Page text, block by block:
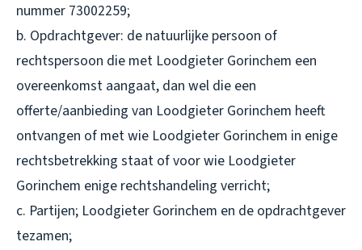
nummer 73002259;
b. Opdrachtgever: de natuurlijke persoon of
rechtspersoon die met Loodgieter Gorinchem een
overeenkomst aangaat, dan wel die een
offerte/aanbieding van Loodgieter Gorinchem heeft
ontvangen of met wie Loodgieter Gorinchem in enige
rechtsbetrekking staat of voor wie Loodgieter
Gorinchem enige rechtshandeling verricht;
c. Partijen; Loodgieter Gorinchem en de opdrachtgever
tezamen;